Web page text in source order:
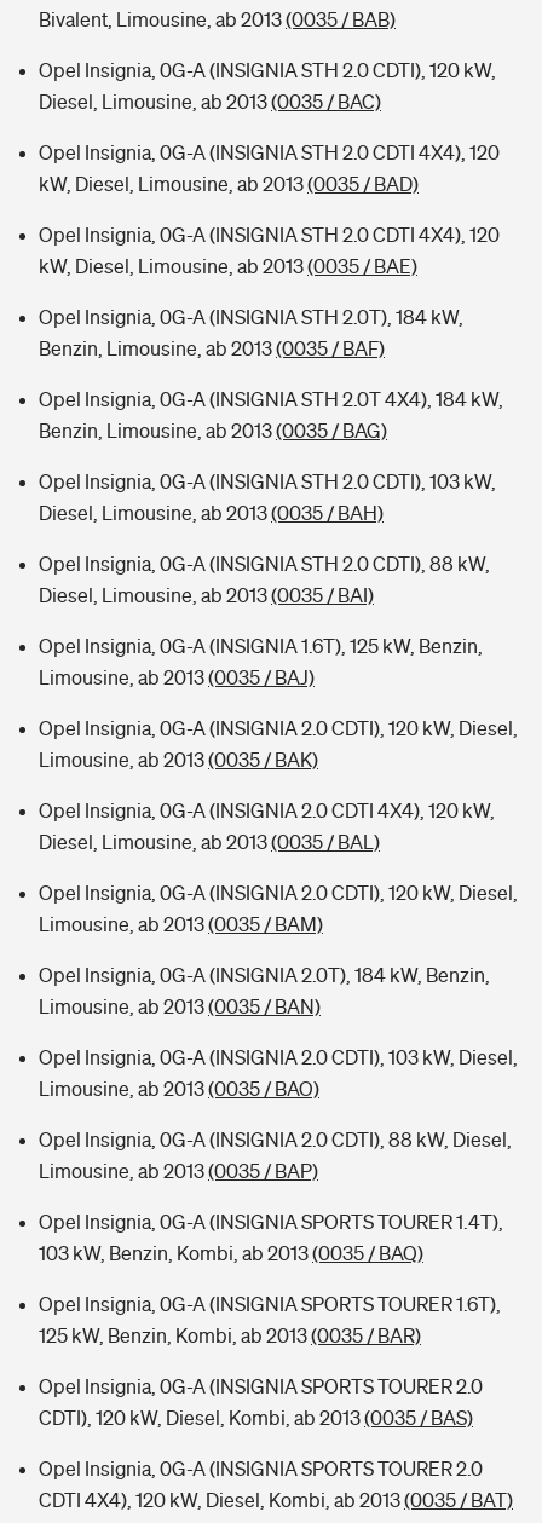
Bivalent, Limousine, ab 2013(0035 / BAB)
Opel Insignia, 0G-A (INSIGNIA STH 2.0 CDTI), 120 kW,
Diesel, Limousine, ab 2013(0035 / BAC)
Opel Insignia, 0G-A (INSIGNIA STH 2.0 CDTI 4X4), 120
kW, Diesel, Limousine, ab 2013(0035 / BAD)
Opel Insignia, 0G-A (INSIGNIA STH 2.0 CDTI 4X4), 120
kW, Diesel, Limousine, ab 2013(0035 / BAE)
Opel Insignia, 0G-A (INSIGNIA STH 2.0T), 184 kW,
Benzin, Limousine, ab 2013(0035 / BAF)
Opel Insignia, 0G-A (INSIGNIA STH 2.0T 4X4), 184 kW,
Benzin, Limousine, ab 2013(0035 / BAG)
Opel Insignia, 0G-A (INSIGNIA STH 2.0 CDTI), 103 kW,
Diesel, Limousine, ab 2013(0035 / BAH)
Opel Insignia, 0G-A (INSIGNIA STH 2.0 CDTI), 88 kW,
Diesel, Limousine, ab 2013(0035 / BAI)
Opel Insignia, 0G-A (INSIGNIA 1.6T), 125 kW, Benzin,
Limousine, ab 2013(0035 / BAJ)
Opel Insignia, 0G-A (INSIGNIA 2.0 CDTI), 120 kW, Diesel,
Limousine, ab 2013(0035 / BAK)
Opel Insignia, 0G-A (INSIGNIA 2.0 CDTI 4X4), 120 kW,
Diesel, Limousine, ab 2013(0035 / BAL)
Opel Insignia, 0G-A (INSIGNIA 2.0 CDTI), 120 kW, Diesel,
Limousine, ab 2013(0035 / BAM)
Opel Insignia, 0G-A (INSIGNIA 2.0T), 184 kW, Benzin,
Limousine, ab 2013(0035 / BAN)
Opel Insignia, 0G-A (INSIGNIA 2.0 CDTI), 103 kW, Diesel,
Limousine, ab 2013(0035 / BAO)
Opel Insignia, 0G-A (INSIGNIA 2.0 CDTI), 88 kW, Diesel,
Limousine, ab 2013(0035 / BAP)
Opel Insignia, 0G-A (INSIGNIA SPORTS TOURER 1.4T),
103 kW, Benzin, Kombi, ab 2013(0035 / BAQ)
Opel Insignia, 0G-A (INSIGNIA SPORTS TOURER 1.6T),
125 kW, Benzin, Kombi, ab 2013(0035 / BAR)
Opel Insignia, 0G-A (INSIGNIA SPORTS TOURER 2.0
CDTI), 120 kW, Diesel, Kombi, ab 2013(0035 / BAS)
Opel Insignia, 0G-A (INSIGNIA SPORTS TOURER 2.0
CDTI 4X4), 120 kW, Diesel, Kombi, ab 2013(0035 / BAT)